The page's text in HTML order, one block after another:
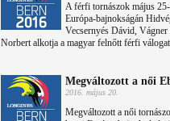
A férfi tornászok május
Európa-bajnokságán
Vecsernyés Dávid, Vágner
Norbert alkotja a magyar felnőtt férfi
Megváltozott a női
2016. május 20.
Megváltozott a női